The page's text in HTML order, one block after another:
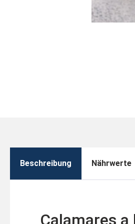
Beschreibung Nährwerte
Calamares